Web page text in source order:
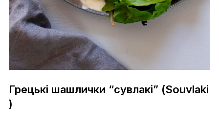
Грецькі шашлички “сувлакі” (Souvlaki
)